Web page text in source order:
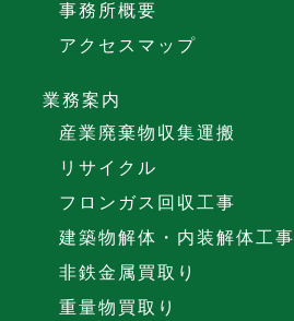
事務所概要
アクセスマップ
業務案内
産業廃棄物収集運搬
リサイクル
フロンガス回収工事
建築物解体・内装解体工事
非鉄金属買取り
重量物買取り